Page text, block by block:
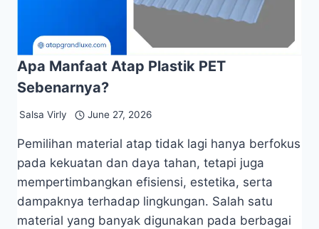
Apa Manfaat Atap Plastik PET
Sebenarnya?
Salsa Virly June 27, 2026
Pemilihan material atap tidak lagi hanya berfokus
pada kekuatan dan daya tahan, tetapi juga
mempertimbangkan efisiensi, estetika, serta
dampaknya terhadap lingkungan. Salah satu
material yang banyak digunakan pada berbagai